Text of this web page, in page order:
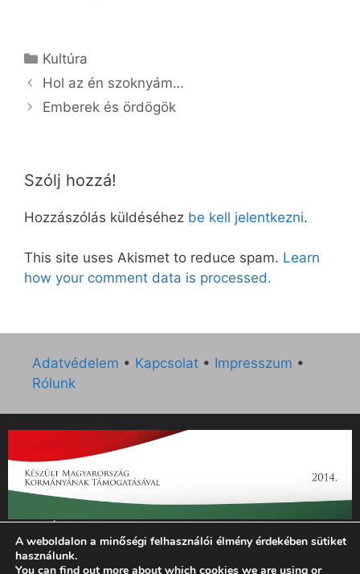
Kategória
Kultúra
Hol az én szoknyám…
Emberek és ördögök
Szólj hozzá!
Hozzászólás küldéséhez be kell jelentkezni.
This site uses Akismet to reduce spam. Learn
how your comment data is processed.
Adatvédelem • Kapcsolat • Impresszum •
Rólunk
„Az Új Ember katolikus hetilap 2014. évi működésének
támogatását az EGYH-KCP-14-P-0121 sz. támogatási
szerződés keretében 3 000 000 Ft összegben támogatta az
A weboldalon a minőségi felhasználói élmény érdekében sütiket
használunk.
You can find out more about which cookies we are using or